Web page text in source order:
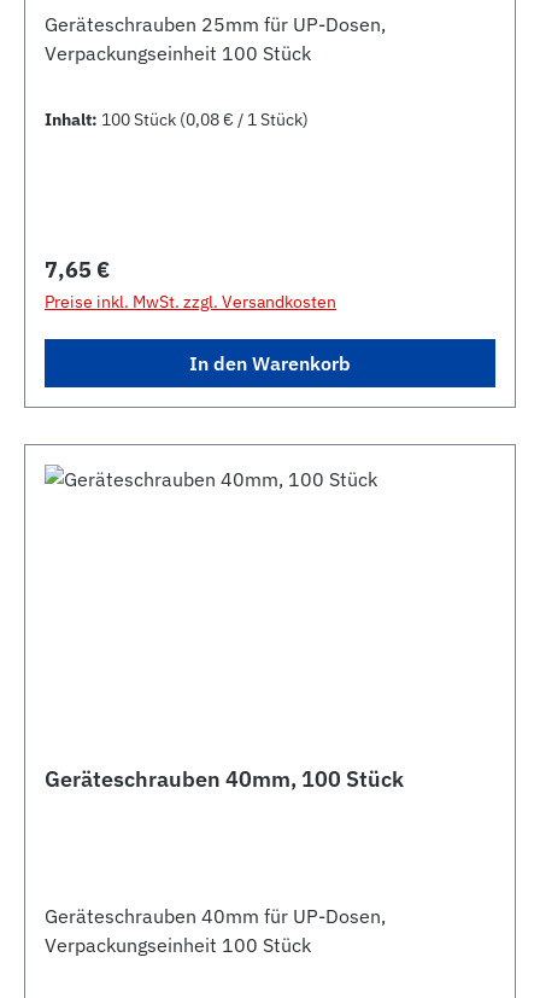
Geräteschrauben 25mm für UP-Dosen,
Verpackungseinheit 100 Stück
Inhalt: 100 Stück (0,08 € / 1 Stück)
Regulärer Preis:
7,65 €
Preise inkl. MwSt. zzgl. Versandkosten
In den Warenkorb
Geräteschrauben 40mm, 100 Stück
Geräteschrauben 40mm für UP-Dosen,
Verpackungseinheit 100 Stück